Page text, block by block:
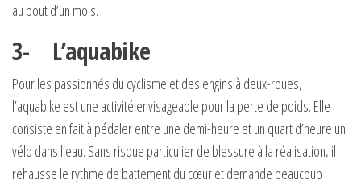
au bout d’un mois.
3- L’aquabike
Pour les passionnés du cyclisme et des engins à deux-roues,
l’aquabike est une activité envisageable pour la perte de poids. Elle
consiste en fait à pédaler entre une demi-heure et un quart d’heure un
vélo dans l’eau. Sans risque particulier de blessure à la réalisation, il
rehausse le rythme de battement du cœur et demande beaucoup